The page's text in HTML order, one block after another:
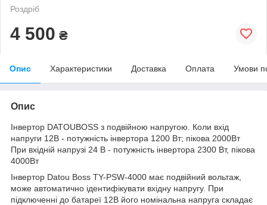
Роздріб
4 500 ₴
Опис Характеристики Доставка Оплата Умови
Опис
Інвертор DATOUBOSS з подвійною напругою. Коли вхід
напруги 12В - потужність інвертора 1200 Вт; пікова 2000Вт
При вхідній напрузі 24 В - потужність інвертора 2300 Вт, пікова
4000Вт
Інвертор Datou Boss TY-PSW-4000 має подвійний вольтаж,
може автоматично ідентифікувати вхідну напругу. При
підключенні до батареї 12В його номінальна напруга складає